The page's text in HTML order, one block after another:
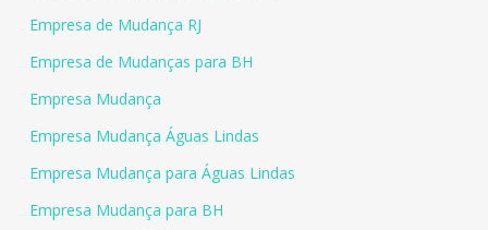
Empresa de Mudança RJ
Empresa de Mudanças para BH
Empresa Mudança
Empresa Mudança Águas Lindas
Empresa Mudança para Águas Lindas
Empresa Mudança para BH